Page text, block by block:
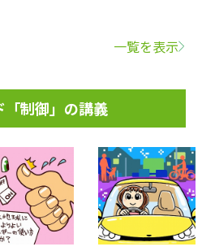
一覧を表示
「制御」の講義